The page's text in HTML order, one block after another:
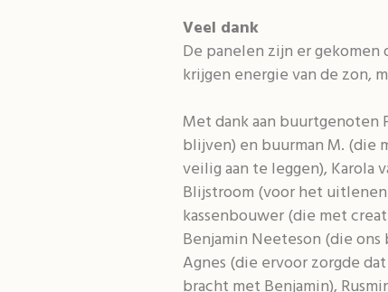
Veel dank
De panelen zijn er
krijgen energie van de zon,
Met dank aan buurtgenoten
blijven) en buurman M. (die
veilig aan te leggen),
Blijstroom (voor het
kassenbouwer (die met
Benjamin Neeteson (die
Agnes (die ervoor zorgde